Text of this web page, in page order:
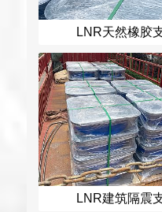
LNR天然橡胶
LNR建筑隔震